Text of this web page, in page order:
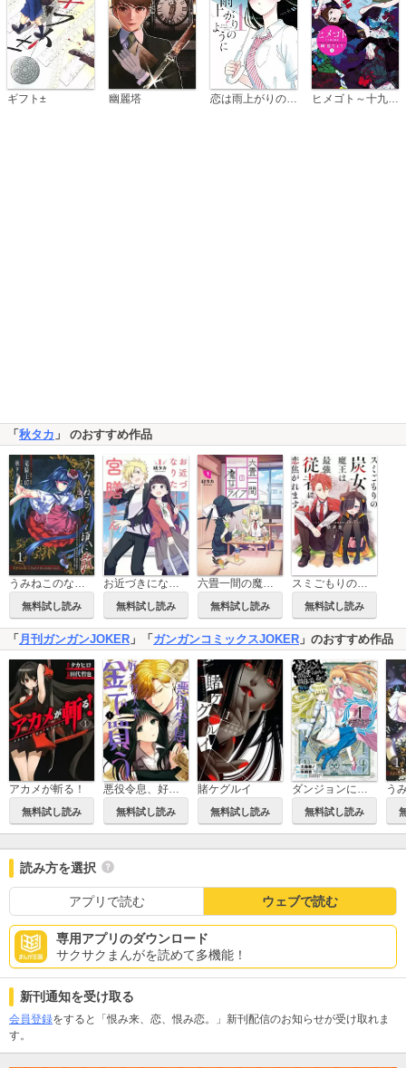
ギフト± 幽麗塔 ヒメゴト～十九歳の制服～
「秋タカ 」 のおすすめ作品
うみねこのなく頃に散 Episode5:End of the golden witch
無料試し読み
お近づきになりたい宮膳さん
無料試し読み
六畳一間の魔女ライフ
無料試し読み
スミごもりの炭女魔王は最強従者に恋焦がれます
無料試し読み
「 月刊ガンガンJOKER 」「 ガンガンコミックスJOKER 」のおすすめ作品
アカメが斬る！
無料試し読み
悪役令息、好きな人を金で買う
無料試し読み
賭ケグルイ
無料試し読み
ダンジョンに出会いを求めるのは間違っているだろうか 外伝 ソード・オラトリア
無料試し読み
読み方を選択
アプリで読む ウェブで読む
専用アプリのダウンロード
サクサクまんがを読めて多機能！
新刊通知を受け取る
会員登録をすると「恨み来、恋、恨み恋。」新刊配信のお知らせが受け取れま
す。